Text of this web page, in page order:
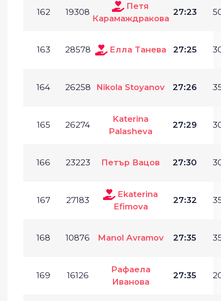
162 19308
Петя
Карамаждракова
27:23
163 28578 Елла Танева 27:25
164 26258 Nikola Stoyanov 27:26
165 26274
Katerina
Palasheva
27:29
166 23223 Петър Вацов 27:30
167 27183
Ekaterina
Efimova
27:32
168 10876 Manol Avramov 27:35
169 16126
Рафаела
Иванова
27:35